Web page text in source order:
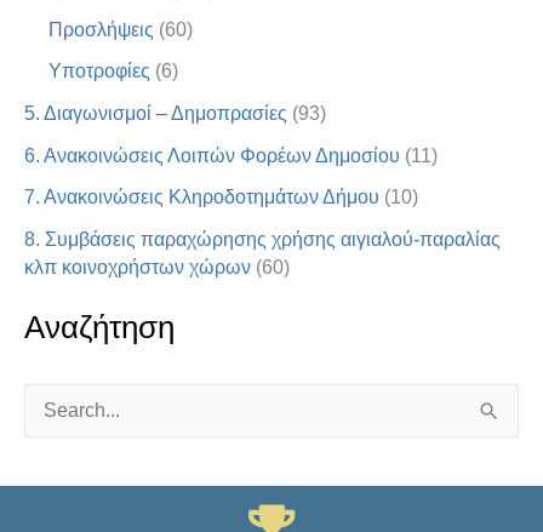
Προσλήψεις (60)
Υποτροφίες (6)
5. Διαγωνισμοί – Δημοπρασίες (93)
6. Ανακοινώσεις Λοιπών Φορέων Δημοσίου (11)
7. Ανακοινώσεις Κληροδοτημάτων Δήμου (10)
8. Συμβάσεις παραχώρησης χρήσης αιγιαλού-παραλίας
κλπ κοινοχρήστων χώρων (60)
Αναζήτηση
a